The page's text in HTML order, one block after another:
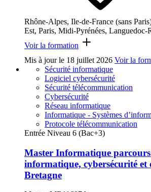
Rhône-Alpes, Ile-de-France (sans
Est, Paris, Midi-Pyrénées, Languedoc-
Voir la formation
Mis à jour le 18 juillet 2026 Voir la
Sécurité informatique
Logiciel cybersécurité
Sécurité télécommunication
Cybersécurité
Réseau informatique
Informatique - Systèmes
Protocole télécommunication
Entrée Niveau 6 (Bac+3)
Master Informatique
informatique, cybersécurité et
Bretagne